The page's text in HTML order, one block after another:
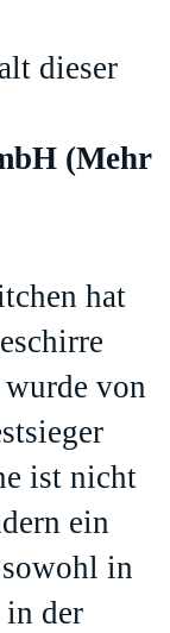
dieser
(Mehr
hat
wurde von
ist nicht
ein
in
in der